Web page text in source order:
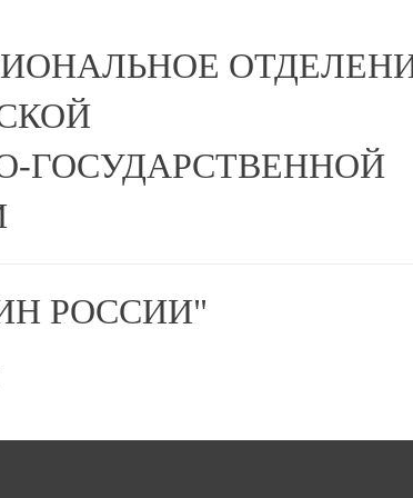
ГОСУДАРСТВЕННОЙ
РОССИИ"